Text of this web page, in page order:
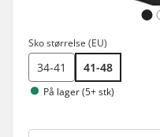
Sko størrelse (EU)
34-41 41-48
På lager (5+ stk)